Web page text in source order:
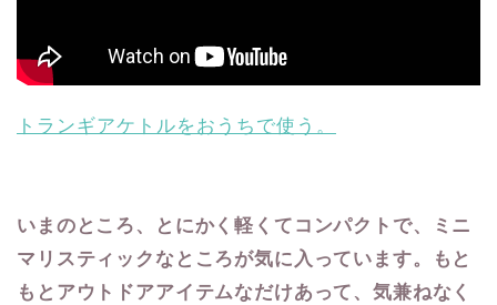
トランギアケトルをおうちで使う。
いまのところ、とにかく軽くてコンパクトで、ミニ
マリスティックなところが気に入っています。もと
もとアウトドアアイテムなだけあって、気兼ねなく